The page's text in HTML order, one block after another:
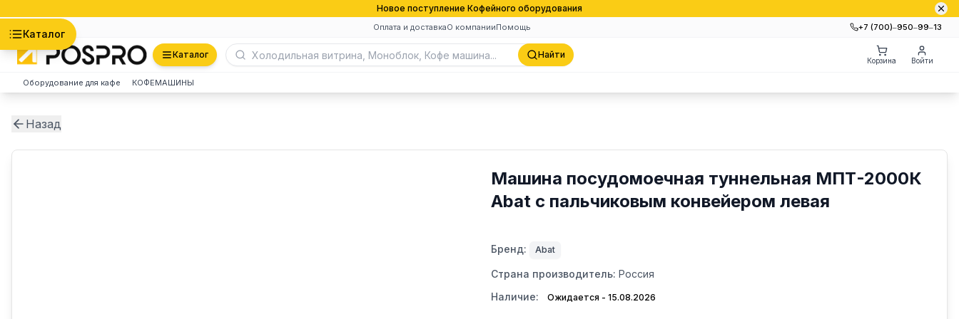
Новое поступление Кофейного оборудования
Оплата и доставкаО компанииПомощь +7 (700)‒950‒99‒13
Каталог
Каталог Найти
Корзина Войти
Оборудование для кафе КОФЕМАШИНЫ
Назад
Машина посудомоечная туннельная МПТ-2000К
Abat с пальчиковым конвейером левая
Бренд: Abat
Страна производитель: Россия
Наличие:
Ожидается - 15.08.2026